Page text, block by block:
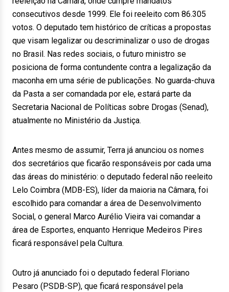
consecutivos desde 1999. Ele foi reeleito com 86.305
votos. O deputado tem histórico de críticas a propostas
que visam legalizar ou descriminalizar o uso de drogas
no Brasil. Nas redes sociais, o futuro ministro se
posiciona de forma contundente contra a legalização da
maconha em uma série de publicações. No guarda-chuva
da Pasta a ser comandada por ele, estará parte da
Secretaria Nacional de Políticas sobre Drogas (Senad),
atualmente no Ministério da Justiça.
Antes mesmo de assumir, Terra já anunciou os nomes
dos secretários que ficarão responsáveis por cada uma
das áreas do ministério: o deputado federal não reeleito
Lelo Coimbra (MDB-ES), líder da maioria na Câmara, foi
escolhido para comandar a área de Desenvolvimento
Social, o general Marco Aurélio Vieira vai comandar a
área de Esportes, enquanto Henrique Medeiros Pires
ficará responsável pela Cultura.
Outro já anunciado foi o deputado federal Floriano
Pesaro (PSDB-SP), que ficará responsável pela